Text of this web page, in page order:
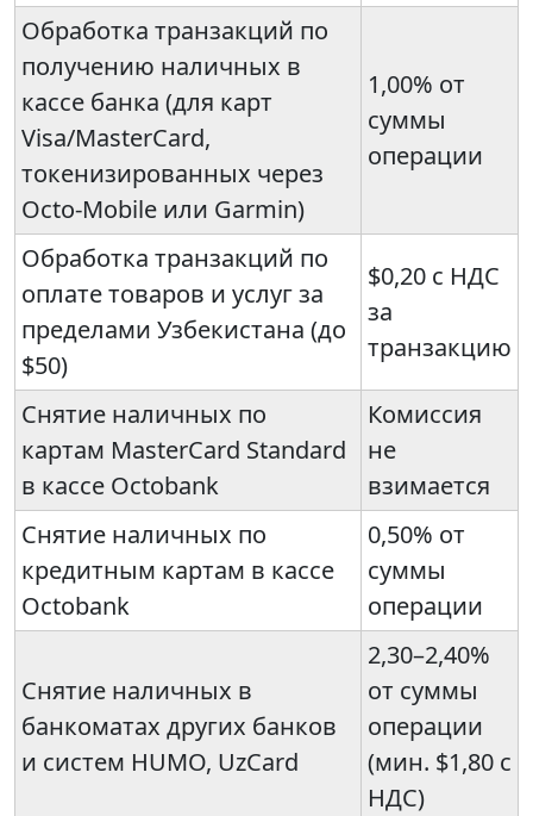
Обработка транзакций по
получению наличных в
кассе банка (для карт
Visa/MasterCard,
токенизированных через
Octo-Mobile или Garmin)
1,00% от
суммы
операции
Обработка транзакций по
оплате товаров и услуг за
пределами Узбекистана (до
$50)
$0,20 с НДС
за
транзакцию
Снятие наличных по
картам MasterCard Standard
в кассе Octobank
Комиссия
не
взимается
Снятие наличных по
кредитным картам в кассе
Octobank
0,50% от
суммы
операции
Снятие наличных в
банкоматах других банков
и систем HUMO, UzCard
2,30–2,40%
от суммы
операции
(мин. $1,80 с
НДС)